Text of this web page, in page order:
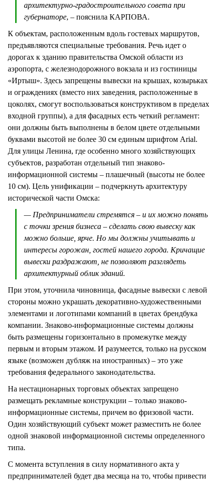
архитектурно-градостроительного совета при
губернаторе, – пояснила КАРПОВА.
К объектам, расположенным вдоль гостевых маршрутов,
предъявляются специальные требования. Речь идет о
дорогах к зданию правительства Омской области из
аэропорта, с железнодорожного вокзала и из гостиницы
«Иртыш». Здесь запрещены вывески на крышах, козырьках
и ограждениях (вместо них заведения, расположенные в
цоколях, смогут воспользоваться конструктивом в пределах
входной группы), а для фасадных есть четкий регламент:
они должны быть выполнены в белом цвете отдельными
буквами высотой не более 30 см единым шрифтом Arial.
Для улицы Ленина, где особенно много хозяйствующих
субъектов, разработан отдельный тип знаково-
информационной системы – плашечный (высоты не более
10 см). Цель унификации – подчеркнуть архитектуру
исторической части Омска:
— Предприниматели стремятся – и их можно понять
с точки зрения бизнеса – сделать свою вывеску как
можно больше, ярче. Но мы должны учитывать и
интересы горожан, гостей нашего города. Кричащие
вывески раздражают, не позволяют разглядеть
архитектурный облик зданий.
При этом, уточнила чиновница, фасадные вывески с левой
стороны можно украшать декоративно-художественными
элементами и логотипами компаний в цветах брендбука
компании. Знаково-информационные системы должны
быть размещены горизонтально в промежутке между
первым и вторым этажом. И разумеется, только на русском
языке (возможен дубляж на иностранных) – это уже
требования федерального законодательства.
На нестационарных торговых объектах запрещено
размещать рекламные конструкции – только знаково-
информационные системы, причем во фризовой части.
Один хозяйствующий субъект может разместить не более
одной знаковой информационной системы определенного
типа.
С момента вступления в силу нормативного акта у
предпринимателей будет два месяца на то, чтобы привести